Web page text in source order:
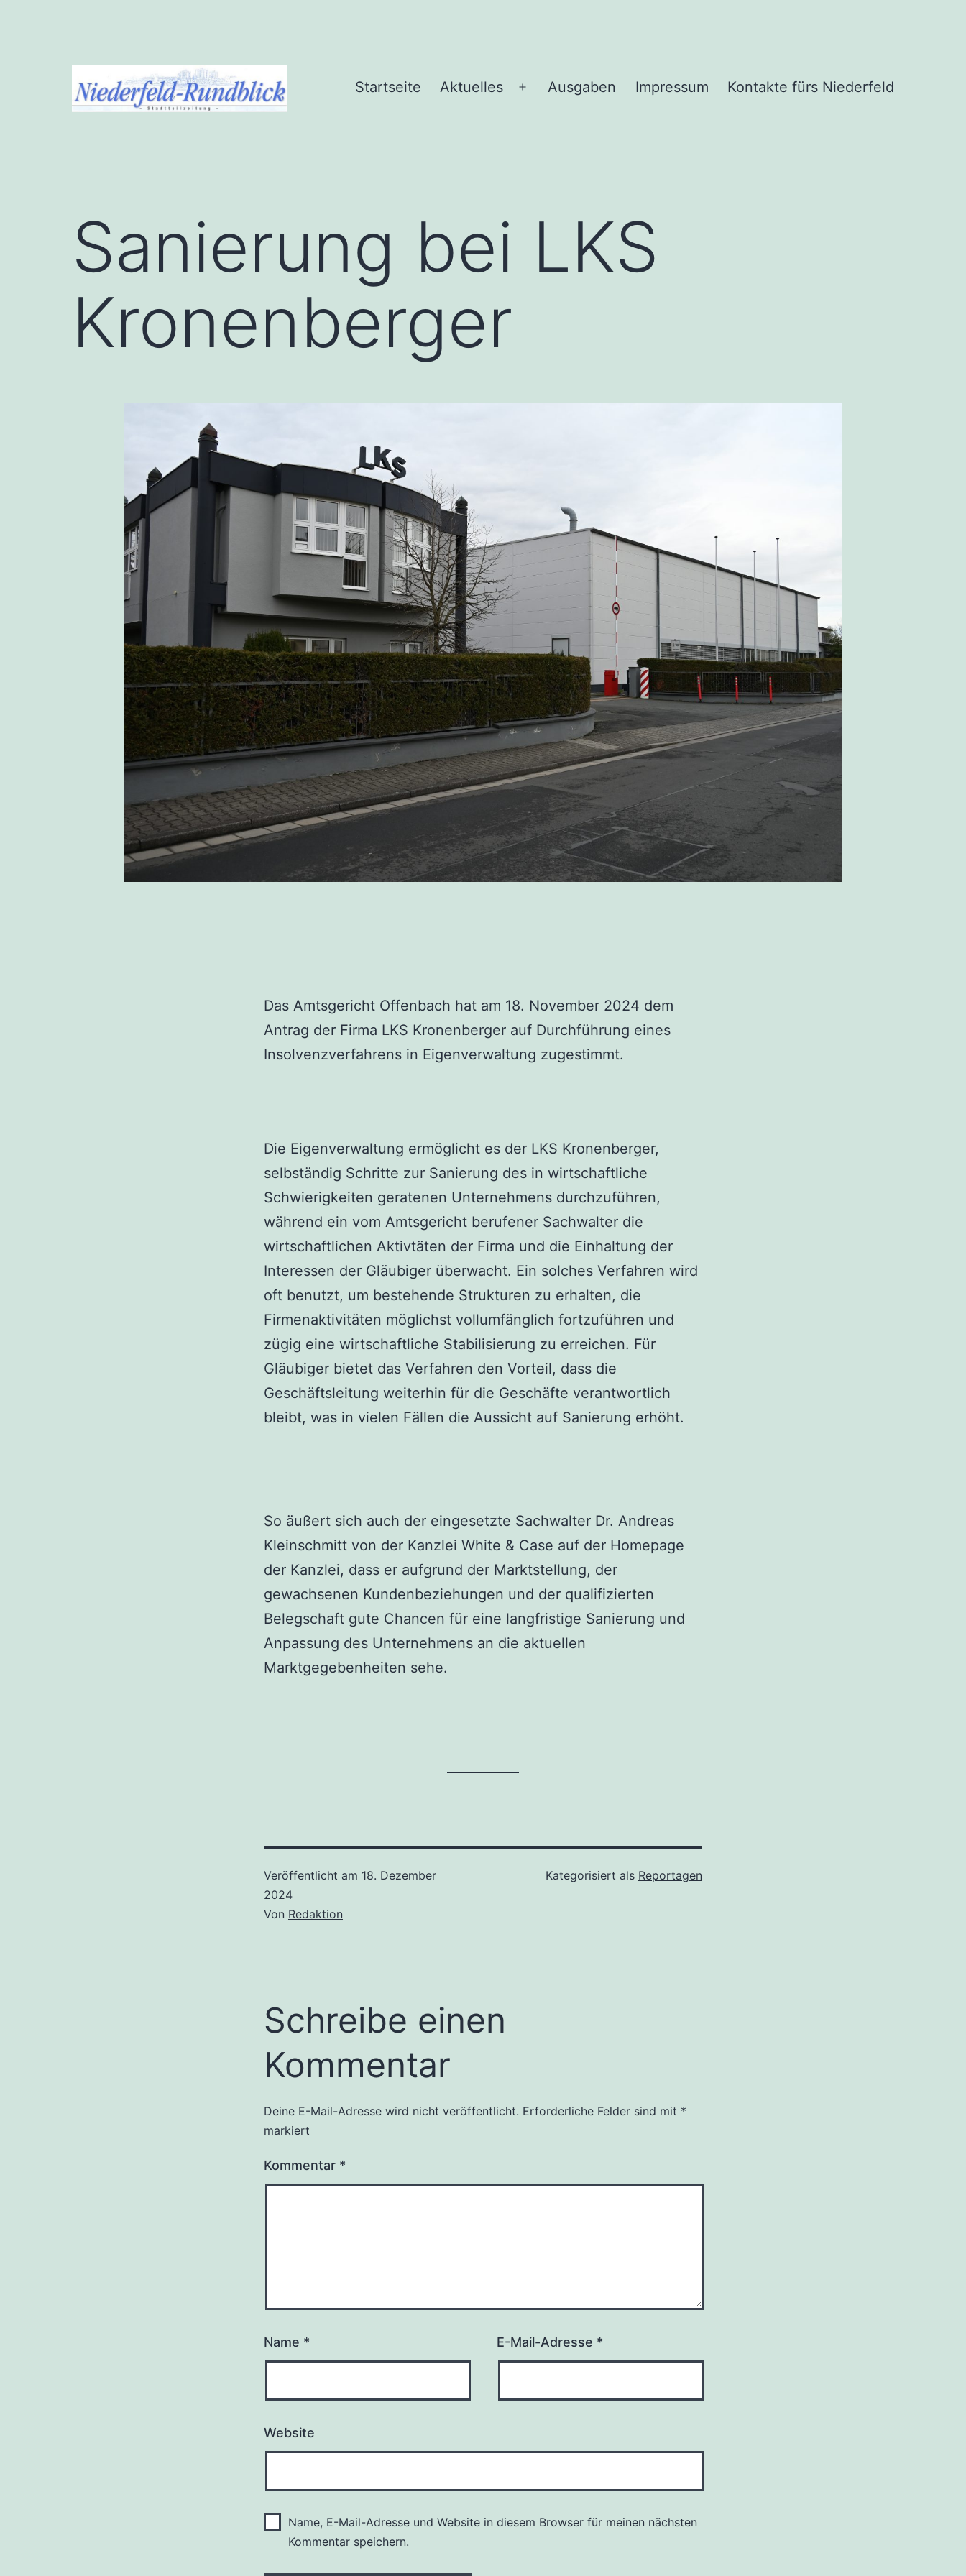
Startseite Aktuelles
MenüAusgaben Impressum Kontakte fürs Niederfeld
Sanierung bei LKS
Kronenberger
Das Amtsgericht Offenbach hat am 18. November 2024 dem
Antrag der Firma LKS Kronenberger auf Durchführung eines
Insolvenzverfahrens in Eigenverwaltung zugestimmt.
Die Eigenverwaltung ermöglicht es der LKS Kronenberger,
selbständig Schritte zur Sanierung des in wirtschaftliche
Schwierigkeiten geratenen Unternehmens durchzuführen,
während ein vom Amtsgericht berufener Sachwalter die
wirtschaftlichen Aktivtäten der Firma und die Einhaltung der
Interessen der Gläubiger überwacht. Ein solches Verfahren wird
oft benutzt, um bestehende Strukturen zu erhalten, die
Firmenaktivitäten möglichst vollumfänglich fortzuführen und
zügig eine wirtschaftliche Stabilisierung zu erreichen. Für
Gläubiger bietet das Verfahren den Vorteil, dass die
Geschäftsleitung weiterhin für die Geschäfte verantwortlich
bleibt, was in vielen Fällen die Aussicht auf Sanierung erhöht.
So äußert sich auch der eingesetzte Sachwalter Dr. Andreas
Kleinschmitt von der Kanzlei White & Case auf der Homepage
der Kanzlei, dass er aufgrund der Marktstellung, der
gewachsenen Kundenbeziehungen und der qualifizierten
Belegschaft gute Chancen für eine langfristige Sanierung und
Anpassung des Unternehmens an die aktuellen
Marktgegebenheiten sehe.
Veröffentlicht am 18. Dezember
2024
Von Redaktion
Kategorisiert als Reportagen
Schreibe einen
Kommentar
Deine E-Mail-Adresse wird nicht veröffentlicht. Erforderliche Felder sind mit *
markiert
Kommentar *
Name * E-Mail-Adresse *
Website
Name, E-Mail-Adresse und Website in diesem Browser für meinen nächsten
Kommentar speichern.